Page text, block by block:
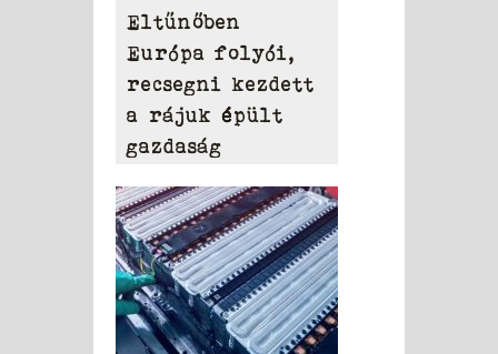
Eltűnőben
Európa folyói,
recsegni kezdett
a rájuk épült
gazdaság